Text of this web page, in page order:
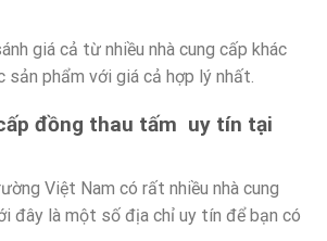
giá cả từ nhiều nhà cung cấp khác
sản phẩm với giá cả hợp lý nhất.
đồng thau tấm uy tín tại
Việt Nam có rất nhiều nhà cung
đây là một số địa chỉ uy tín để bạn có